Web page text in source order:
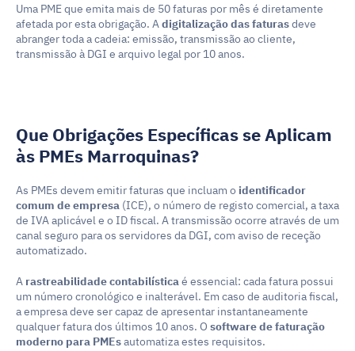
Uma PME que emita mais de 50 faturas por mês é diretamente
afetada por esta obrigação. A digitalização das faturas deve
abranger toda a cadeia: emissão, transmissão ao cliente,
transmissão à DGI e arquivo legal por 10 anos.
Que Obrigações Específicas se Aplicam
às PMEs Marroquinas?
As PMEs devem emitir faturas que incluam o identificador
comum de empresa (ICE), o número de registo comercial, a taxa
de IVA aplicável e o ID fiscal. A transmissão ocorre através de um
canal seguro para os servidores da DGI, com aviso de receção
automatizado.
A rastreabilidade contabilística é essencial: cada fatura possui
um número cronológico e inalterável. Em caso de auditoria fiscal,
a empresa deve ser capaz de apresentar instantaneamente
qualquer fatura dos últimos 10 anos. O software de faturação
moderno para PMEs automatiza estes requisitos.